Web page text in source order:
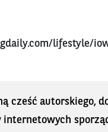
lifestyle/
cześć autorskiego,